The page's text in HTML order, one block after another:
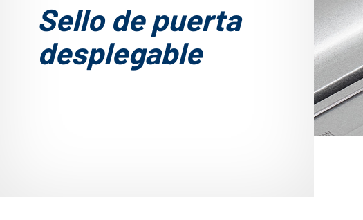
Sello de puerta
desplegable